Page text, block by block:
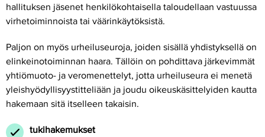
hallituksen jäsenet henkilökohtaisella taloudellaan vastuussa
virhetoiminnoista tai väärinkäytöksistä.
Paljon on myös urheiluseuroja, joiden sisällä yhdistyksellä on
elinkeinotoiminnan haara. Tällöin on pohdittava järkevimmät
yhtiömuoto- ja veromenettelyt, jotta urheiluseura ei menetä
yleishyödyllisyystitteliään ja joudu oikeuskäsittelyiden kautta
hakemaan sitä itselleen takaisin.
tukihakemukset